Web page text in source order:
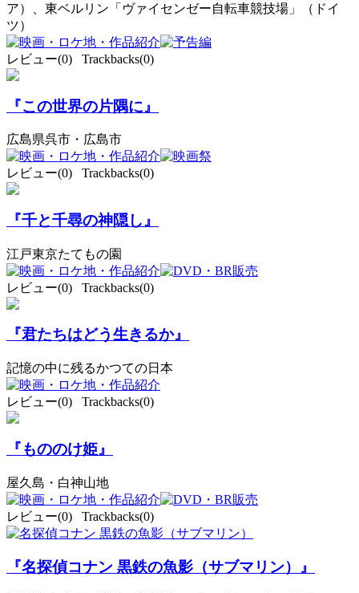
ア）、東ベルリン「ヴァイセンゼー自転車競技場」（ドイ
ツ）
レビュー(0) Trackbacks(0)
『この世界の片隅に』
広島県呉市・広島市
レビュー(0) Trackbacks(0)
『千と千尋の神隠し』
江戸東京たてもの園
レビュー(0) Trackbacks(0)
『君たちはどう生きるか』
記憶の中に残るかつての日本
レビュー(0) Trackbacks(0)
『もののけ姫』
屋久島・白神山地
レビュー(0) Trackbacks(0)
『名探偵コナン 黒鉄の魚影（サブマリン）』